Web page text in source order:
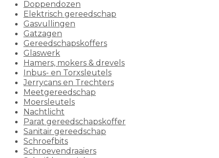
Doppendozen
Elektrisch gereedschap
Gasvullingen
Gatzagen
Gereedschapskoffers
Glaswerk
Hamers, mokers & drevels
Inbus- en Torxsleutels
Jerrycans en Trechters
Meetgereedschap
Moersleutels
Nachtlicht
Parat gereedschapskoffer
Sanitair gereedschap
Schroefbits
Schroevendraaiers